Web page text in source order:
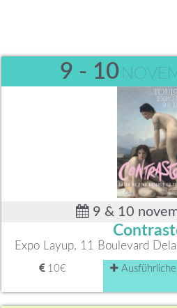
9 - 10
9 & 10
Expo Layup, 11 Boulevard
10€ Ausführliche